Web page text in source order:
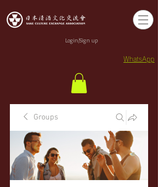
Login/Sign up
WhatsApp
Groups